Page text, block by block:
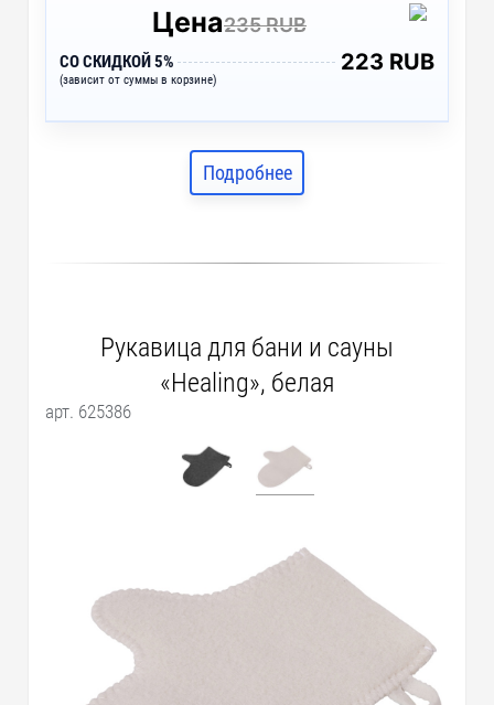
Цена235 RUB
СО СКИДКОЙ 5%
(зависит от суммы в корзине)
223 RUB
Подробнее
Рукавица для бани и сауны
«Healing», белая
арт. 625386